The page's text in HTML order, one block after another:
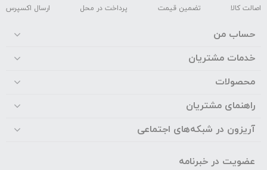
اصالت کالا تضمین قیمت پرداخت در محل ارسال اکسپرس
حساب من
خدمات مشتریان
محصولات
راهنمای مشتریان
آریزون در شبکه‌های اجتماعی
عضویت در خبرنامه